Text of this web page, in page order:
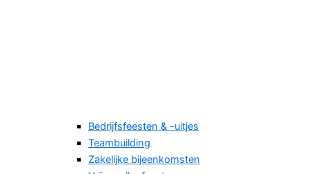
Bedrijfsfeesten & -uitjes
Teambuilding
Zakelijke bijeenkomsten